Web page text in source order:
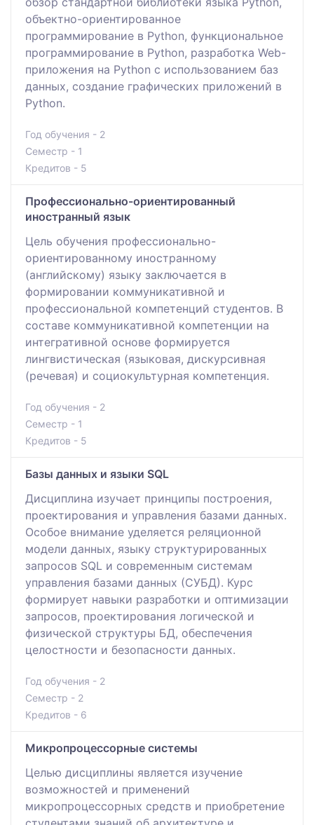
объектно-ориентированное
программирование в Python, функциональное
программирование в Python, разработка Web-
приложения на Python с использованием баз
данных, создание графических приложений в
Python.
Год обучения - 2
Семестр - 1
Кредитов - 5
Профессионально-ориентированный
иностранный язык
Цель обучения профессионально-
ориентированному иностранному
(английскому) языку заключается в
формировании коммуникативной и
профессиональной компетенций студентов. В
составе коммуникативной компетенции на
интегративной основе формируется
лингвистическая (языковая, дискурсивная
(речевая) и социокультурная компетенция.
Год обучения - 2
Семестр - 1
Кредитов - 5
Базы данных и языки SQL
Дисциплина изучает принципы построения,
проектирования и управления базами данных.
Особое внимание уделяется реляционной
модели данных, языку структурированных
запросов SQL и современным системам
управления базами данных (СУБД). Курс
формирует навыки разработки и оптимизации
запросов, проектирования логической и
физической структуры БД, обеспечения
целостности и безопасности данных.
Год обучения - 2
Семестр - 2
Кредитов - 6
Микропроцессорные системы
Целью дисциплины является изучение
возможностей и применений
микропроцессорных средств и приобретение